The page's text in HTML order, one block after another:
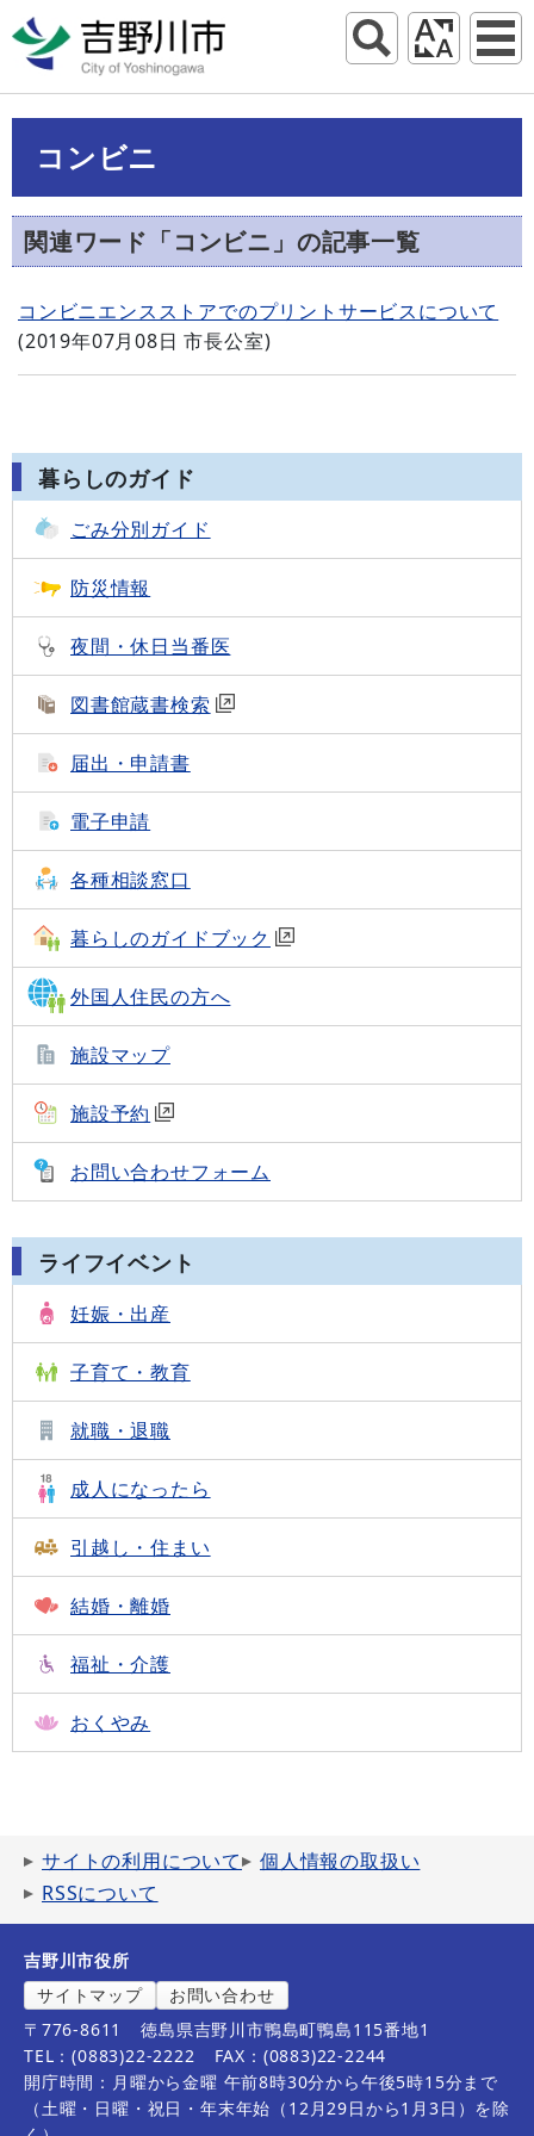
コンビニ
関連ワード「コンビニ」の記事一覧
コンビニエンスストアでのプリントサービスについて
(2019年07月08日 市長公室)
暮らしのガイド
ごみ分別ガイド
防災情報
夜間・休日当番医
図書館蔵書検索
届出・申請書
電子申請
各種相談窓口
暮らしのガイドブック
外国人住民の方へ
施設マップ
施設予約
お問い合わせフォーム
ライフイベント
妊娠・出産
子育て・教育
就職・退職
成人になったら
引越し・住まい
結婚・離婚
福祉・介護
おくやみ
サイトの利用について
個人情報の取扱い
RSSについて
吉野川市役所
サイトマップ
お問い合わせ
〒776-8611
徳島県吉野川市鴨島町鴨島115番地1
TEL：(0883)22-2222
FAX：(0883)22-2244
開庁時間：月曜から金曜 午前8時30分から午後5時15分まで
（土曜・日曜・祝日・年末年始（12月29日から1月3日）を除